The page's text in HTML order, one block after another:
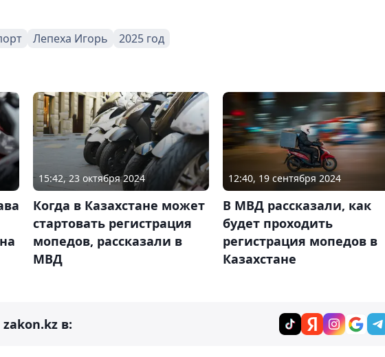
Лепеха Игорь 2025 год
15:42, 23 октября 2024
Когда в Казахстане может
стартовать регистрация
мопедов, рассказали в
МВД
12:40, 19 сентября 2024
В МВД рассказали, как
будет проходить
регистрация мопедов в
Казахстане
в: